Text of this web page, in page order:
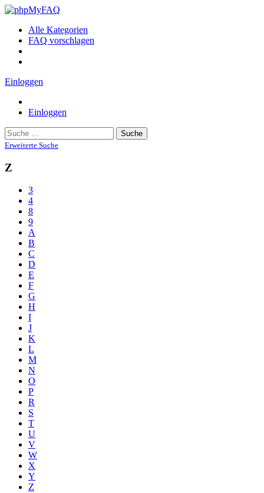
Alle Kategorien
FAQ vorschlagen
Einloggen
Einloggen
Suche
Erweiterte Suche
Z
3
4
8
9
A
B
C
D
E
F
G
H
I
J
K
L
M
N
O
P
R
S
T
U
V
W
X
Y
Z